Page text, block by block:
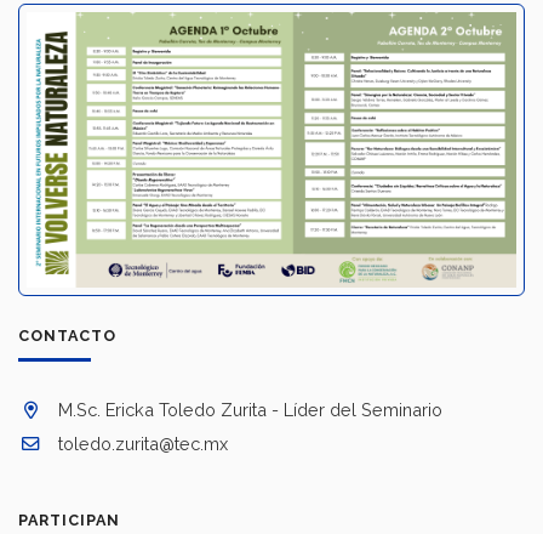
CONTACTO
M.Sc. Ericka Toledo Zurita - Líder del Seminario
toledo.zurita@tec.mx
PARTICIPAN